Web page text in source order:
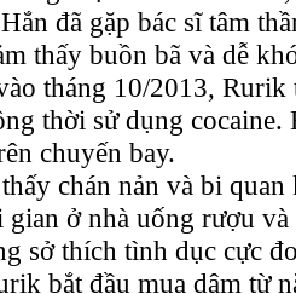
đã gặp bác sĩ tâm
thấy buồn bã và dễ
tháng 10/2013, Rurik
thời sử dụng cocaine.
chuyến bay.
chán nản và bi
ở nhà uống rượu
sở thích tình dục cực
bắt đầu mua dâm từ